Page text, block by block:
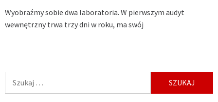
Wyobraźmy sobie dwa laboratoria. W pierwszym audyt
wewnętrzny trwa trzy dni w roku, ma swój